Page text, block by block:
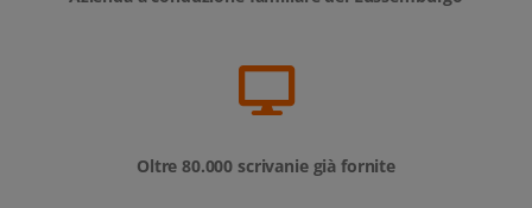
Oltre 80.000 scrivanie già fornite